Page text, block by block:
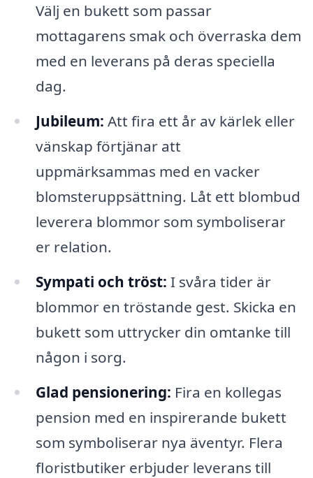
Välj en bukett som passar
mottagarens smak och överraska dem
med en leverans på deras speciella
dag.
Jubileum: Att fira ett år av kärlek eller
vänskap förtjänar att
uppmärksammas med en vacker
blomsteruppsättning. Låt ett blombud
leverera blommor som symboliserar
er relation.
Sympati och tröst: I svåra tider är
blommor en tröstande gest. Skicka en
bukett som uttrycker din omtanke till
någon i sorg.
Glad pensionering: Fira en kollegas
pension med en inspirerande bukett
som symboliserar nya äventyr. Flera
floristbutiker erbjuder leverans till